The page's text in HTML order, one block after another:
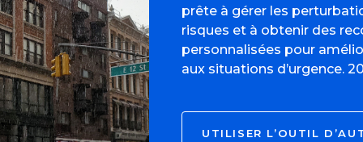
prête à gérer les
risques et à obtenir des
personnalisées pour
aux situations d’urgence.
UTILISER L’OUTIL